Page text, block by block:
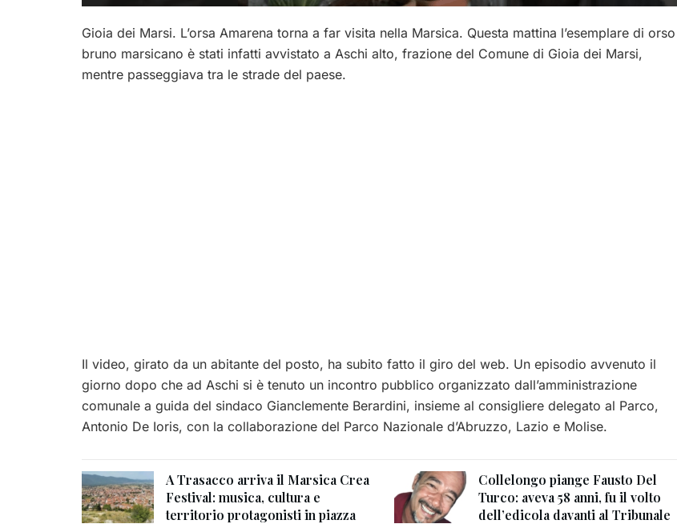
Gioia dei Marsi. L’orsa Amarena torna a far visita nella Marsica. Questa mattina l’esemplare di orso
bruno marsicano è stati infatti avvistato a Aschi alto, frazione del Comune di Gioia dei Marsi,
mentre passeggiava tra le strade del paese.
Il video, girato da un abitante del posto, ha subito fatto il giro del web. Un episodio avvenuto il
giorno dopo che ad Aschi si è tenuto un incontro pubblico organizzato dall’amministrazione
comunale a guida del sindaco Gianclemente Berardini, insieme al consigliere delegato al Parco,
Antonio De Ioris, con la collaborazione del Parco Nazionale d’Abruzzo, Lazio e Molise.
A Trasacco arriva il Marsica Crea
Festival: musica, cultura e
territorio protagonisti in piazza
Collelongo piange Fausto Del
Turco: aveva 58 anni, fu il volto
dell’edicola davanti al Tribunale